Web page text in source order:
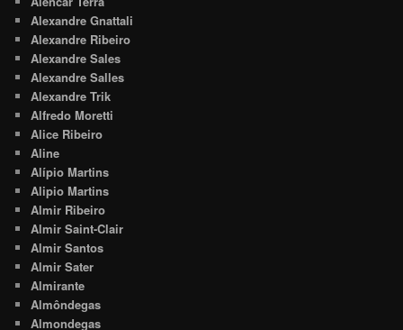
Alexandre Gnattali
Alexandre Ribeiro
Alexandre Sales
Alexandre Salles
Alexandre Trik
Alfredo Moretti
Alice Ribeiro
Aline
Alípio Martins
Alipio Martins
Almir Ribeiro
Almir Saint-Clair
Almir Santos
Almir Sater
Almirante
Almôndegas
Almondegas